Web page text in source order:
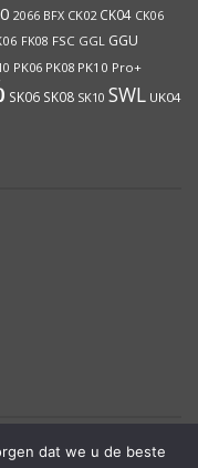
2066 BFX CK02 CK04 CK06
FK08 FSC GGL GGU
PK06 PK08 PK10 Pro+
SK06 SK08 SK10 SWL UK04
dat we u de beste